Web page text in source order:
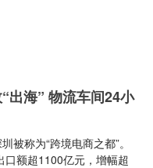
出海” 物流车间24小
被称为“跨境电商之都”。
额超1100亿元，增幅超